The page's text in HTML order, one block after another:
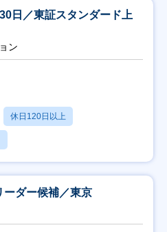
日／東証スタンダード上
ン
休日120日以上
ーダー候補／東京